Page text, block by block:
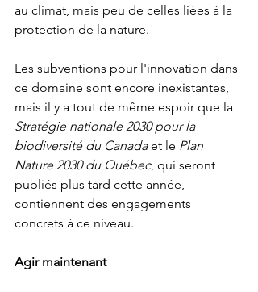
au climat, mais peu de celles liées à la
protection de la nature.
Les subventions pour l'innovation dans
ce domaine sont encore inexistantes,
mais il y a tout de même espoir que la
Stratégie nationale 2030 pour la
biodiversité du Canada et le Plan
Nature 2030 du Québec, qui seront
publiés plus tard cette année,
contiennent des engagements
concrets à ce niveau.
Agir maintenant